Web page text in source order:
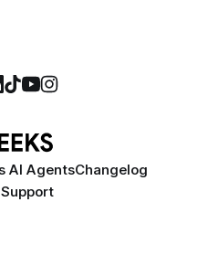
AI AgentsChangelog